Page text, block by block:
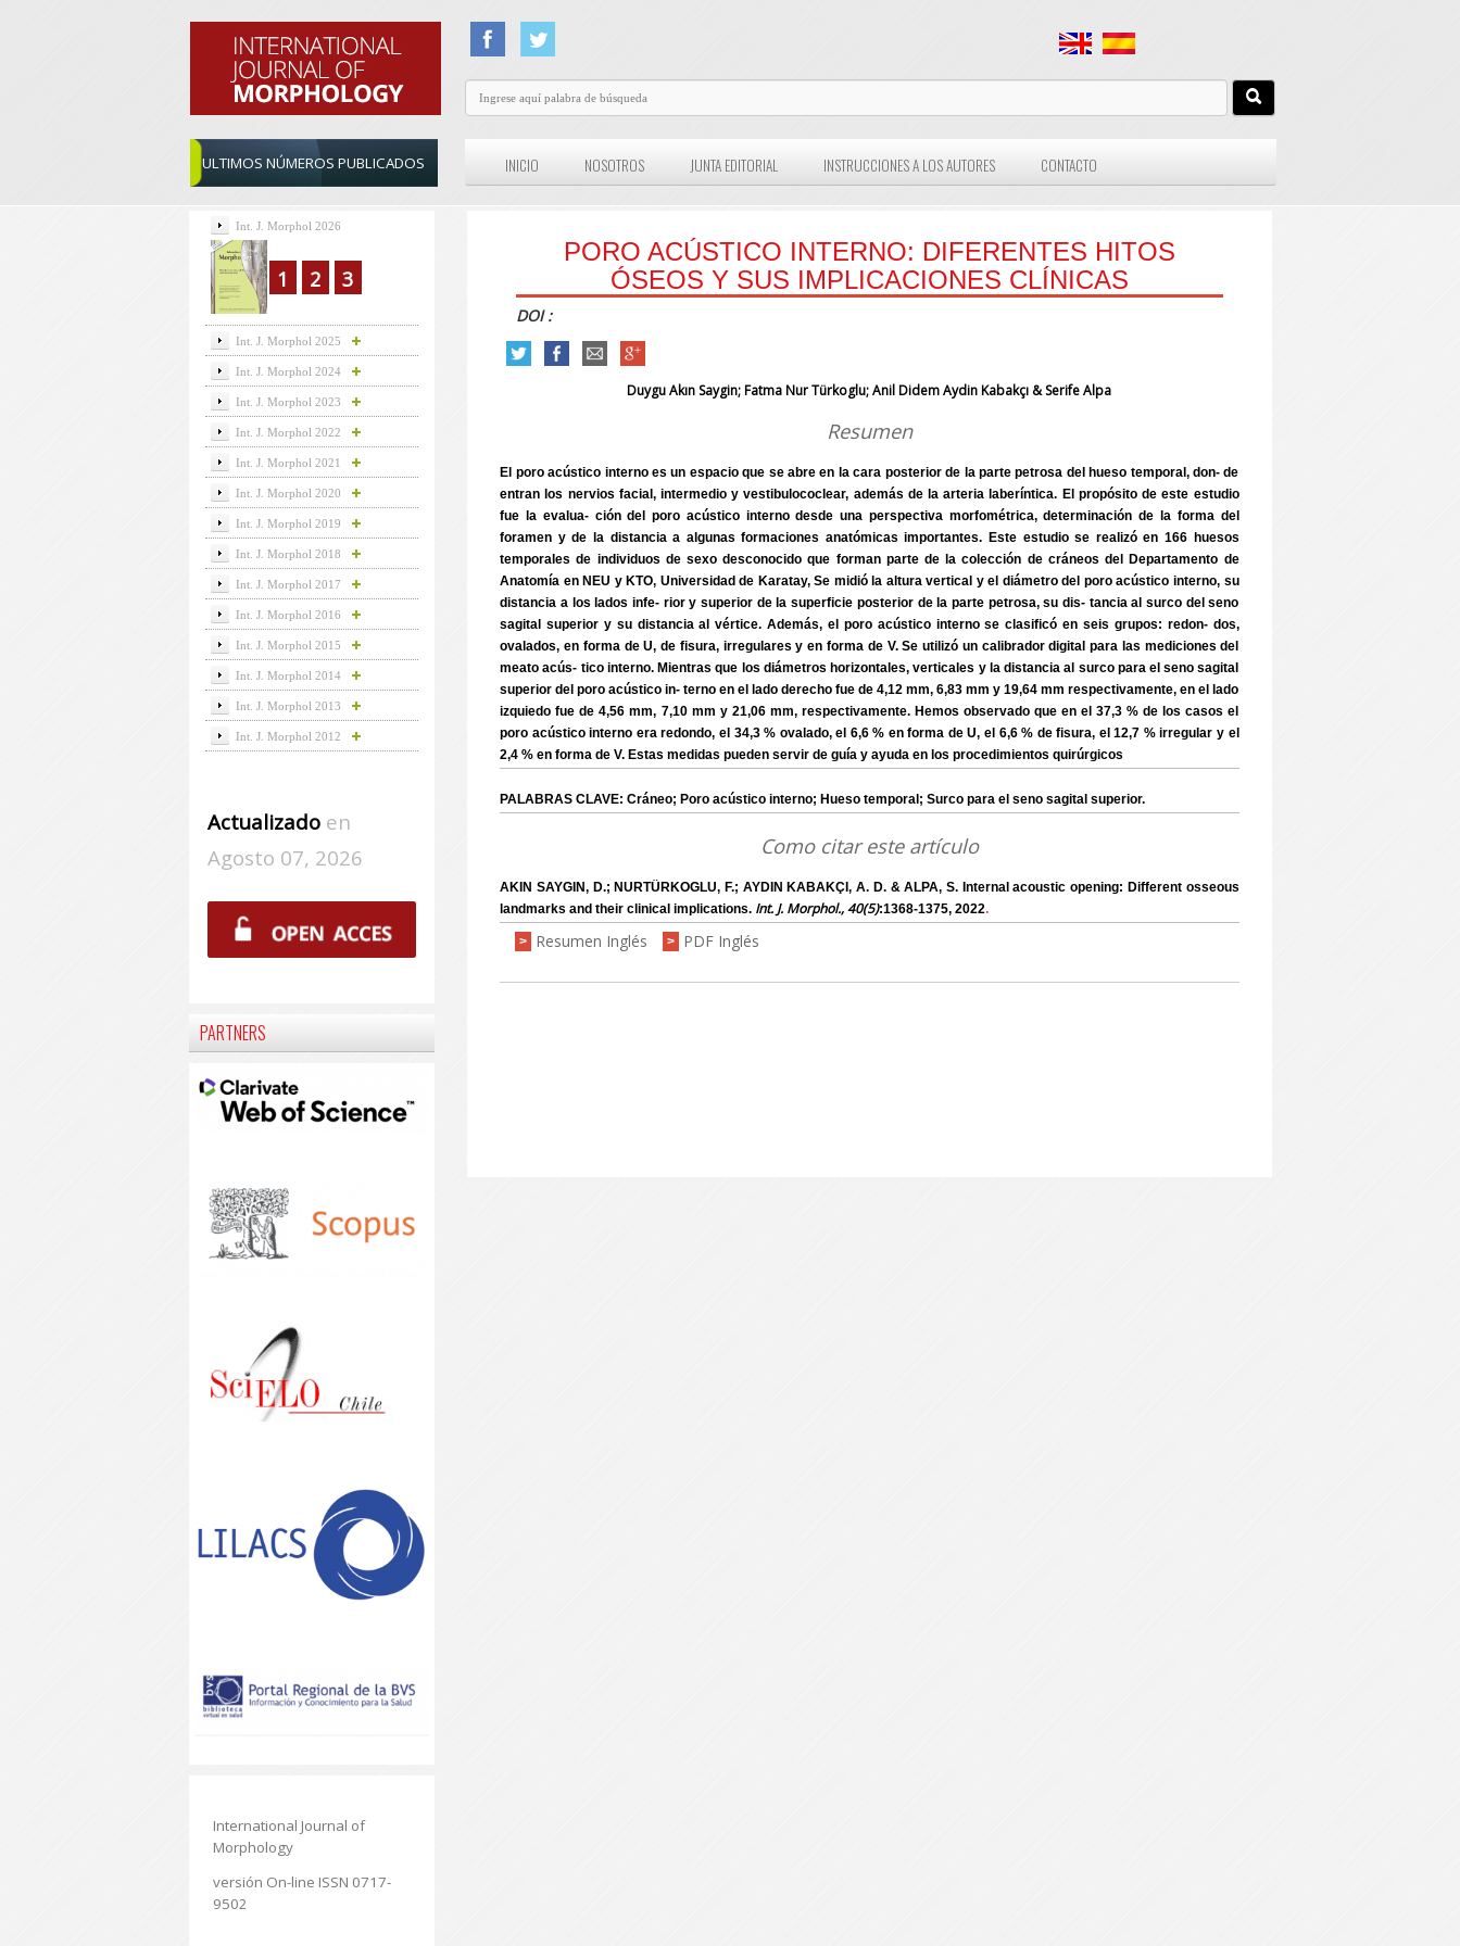
ULTIMOS NÚMEROS PUBLICADOS INICIO NOSOTROS JUNTA EDITORIAL INSTRUCCIONES A LOS AUTORES CONTACTO
PORO ACÚSTICO INTERNO: DIFERENTES HITOS
ÓSEOS Y SUS IMPLICACIONES CLÍNICAS
DOI :
Duygu Akın Saygin; Fatma Nur Türkoglu; Anil Didem Aydin Kabakçı & Serife Alpa
Resumen
El poro acústico interno es un espacio que se abre en la cara posterior de la parte petrosa del hueso temporal, don- de
entran los nervios facial, intermedio y vestibulococlear, además de la arteria laberíntica. El propósito de este estudio
fue la evalua- ción del poro acústico interno desde una perspectiva morfométrica, determinación de la forma del
foramen y de la distancia a algunas formaciones anatómicas importantes. Este estudio se realizó en 166 huesos
temporales de individuos de sexo desconocido que forman parte de la colección de cráneos del Departamento de
Anatomía en NEU y KTO, Universidad de Karatay, Se midió la altura vertical y el diámetro del poro acústico interno, su
distancia a los lados infe- rior y superior de la superficie posterior de la parte petrosa, su dis- tancia al surco del seno
sagital superior y su distancia al vértice. Además, el poro acústico interno se clasificó en seis grupos: redon- dos,
ovalados, en forma de U, de fisura, irregulares y en forma de V. Se utilizó un calibrador digital para las mediciones del
meato acús- tico interno. Mientras que los diámetros horizontales, verticales y la distancia al surco para el seno sagital
superior del poro acústico in- terno en el lado derecho fue de 4,12 mm, 6,83 mm y 19,64 mm respectivamente, en el lado
izquiedo fue de 4,56 mm, 7,10 mm y 21,06 mm, respectivamente. Hemos observado que en el 37,3 % de los casos el
poro acústico interno era redondo, el 34,3 % ovalado, el 6,6 % en forma de U, el 6,6 % de fisura, el 12,7 % irregular y el
2,4 % en forma de V. Estas medidas pueden servir de guía y ayuda en los procedimientos quirúrgicos
PALABRAS CLAVE: Cráneo; Poro acústico interno; Hueso temporal; Surco para el seno sagital superior.
Como citar este artículo
AKIN SAYGIN, D.; NURTÜRKOGLU, F.; AYDIN KABAKÇI, A. D. & ALPA, S. Internal acoustic opening: Different osseous
landmarks and their clinical implications. Int. J. Morphol., 40(5):1368-1375, 2022.
> Resumen Inglés > PDF Inglés
Int. J. Morphol 2026
1 2 3
Int. J. Morphol 2025
Int. J. Morphol 2024
Int. J. Morphol 2023
Int. J. Morphol 2022
Int. J. Morphol 2021
Int. J. Morphol 2020
Int. J. Morphol 2019
Int. J. Morphol 2018
Int. J. Morphol 2017
Int. J. Morphol 2016
Int. J. Morphol 2015
Int. J. Morphol 2014
Int. J. Morphol 2013
Int. J. Morphol 2012
Actualizadoen
Agosto 07, 2026
PARTNERS
International Journal of
Morphology
versión On-line ISSN 0717-
9502